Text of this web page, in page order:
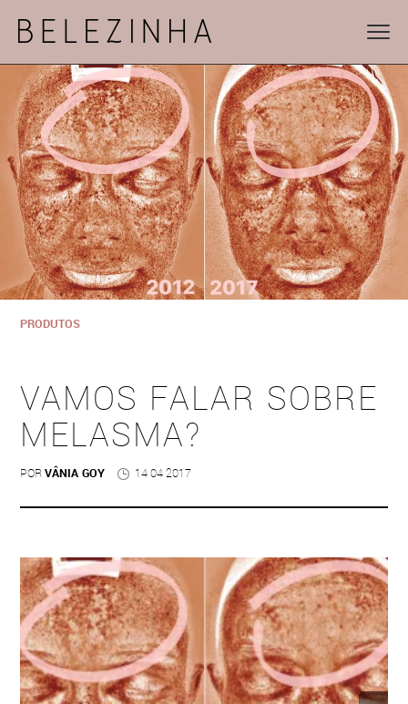
PRODUTOS
VAMOS FALAR SOBRE
MELASMA?
PORVÂNIA GOY 14 04 2017